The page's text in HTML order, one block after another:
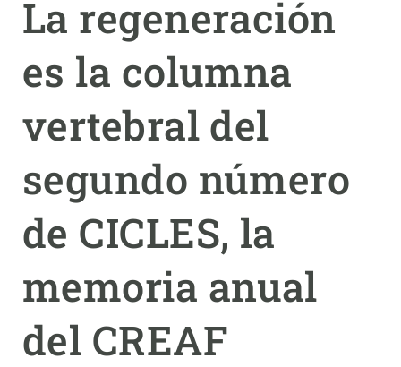
La regeneración
es la columna
vertebral del
segundo número
de CICLES, la
memoria anual
del CREAF
menu
INVESTIGACIÓN
CIENCIA EN ACCIÓN
NOTICIAS Y AGENDA